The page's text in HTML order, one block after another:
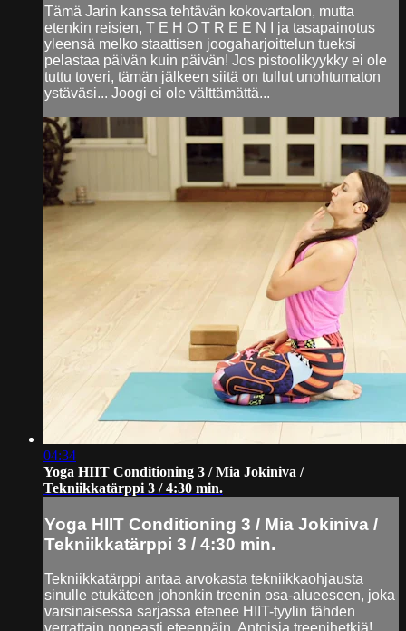
Tämä Jarin kanssa tehtävän kokovartalon, mutta
etenkin reisien, T E H O T R E E N I ja tasapainotus
yleensä melko staattisen joogaharjoittelun tueksi
pelastaa päivän kuin päivän! Jos pistoolikyykky ei ole
tuttu toveri, tämän jälkeen siitä on tullut unohtumaton
ystäväsi... Joogi ei ole välttämättä...
04:34
Yoga HIIT Conditioning 3 / Mia Jokiniva /
Tekniikkatärppi 3 / 4:30 min.
Yoga HIIT Conditioning 3 / Mia Jokiniva /
Tekniikkatärppi 3 / 4:30 min.
Tekniikkatärppi antaa arvokasta tekniikkaohjausta
sinulle etukäteen johonkin treenin osa-alueeseen, joka
varsinaisessa sarjassa etenee HIIT-tyylin tähden